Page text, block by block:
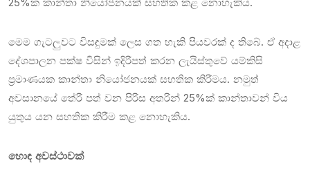
මෙම ගැටලුවට විසඳුමක් ලෙස ගත හැකි පියවරක් ද තිබේ. ඒ අදාළ
දේශපාලන පක්ෂ විසින් ඉදිරිපත් කරන ලැයිස්තුවේ යම්කිසි
ප්‍රමාණයක කාන්තා නියෝජනයක් සහතික කිරීමය. නමුත්
අවසානයේ තේරී පත් වන පිරිස අතරින් 25%ක් කාන්තාවන් විය
යුතුය යන සහතික කිරීම කළ නොහැකිය.
හොඳ අවස්ථාවක්